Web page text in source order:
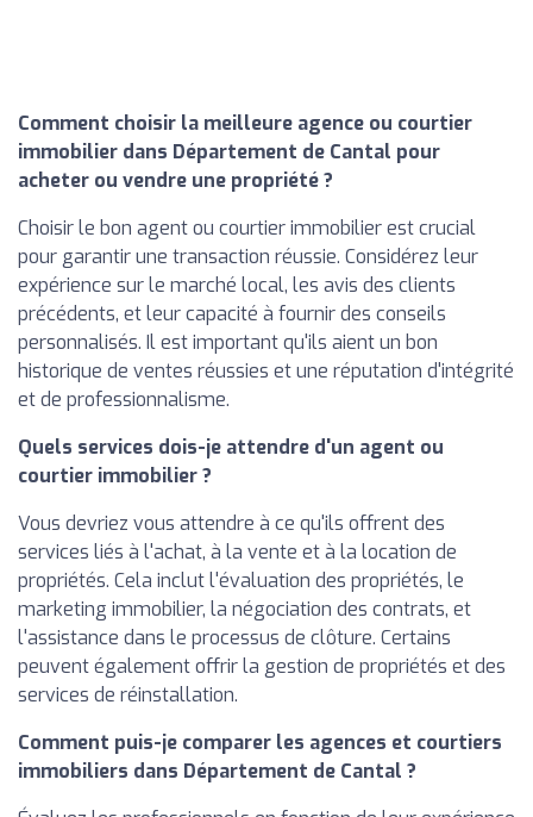
Comment choisir la meilleure agence ou courtier
immobilier dans Département de Cantal pour
acheter ou vendre une propriété ?
Choisir le bon agent ou courtier immobilier est crucial
pour garantir une transaction réussie. Considérez leur
expérience sur le marché local, les avis des clients
précédents, et leur capacité à fournir des conseils
personnalisés. Il est important qu'ils aient un bon
historique de ventes réussies et une réputation d'intégrité
et de professionnalisme.
Quels services dois-je attendre d'un agent ou
courtier immobilier ?
Vous devriez vous attendre à ce qu'ils offrent des
services liés à l'achat, à la vente et à la location de
propriétés. Cela inclut l'évaluation des propriétés, le
marketing immobilier, la négociation des contrats, et
l'assistance dans le processus de clôture. Certains
peuvent également offrir la gestion de propriétés et des
services de réinstallation.
Comment puis-je comparer les agences et courtiers
immobiliers dans Département de Cantal ?